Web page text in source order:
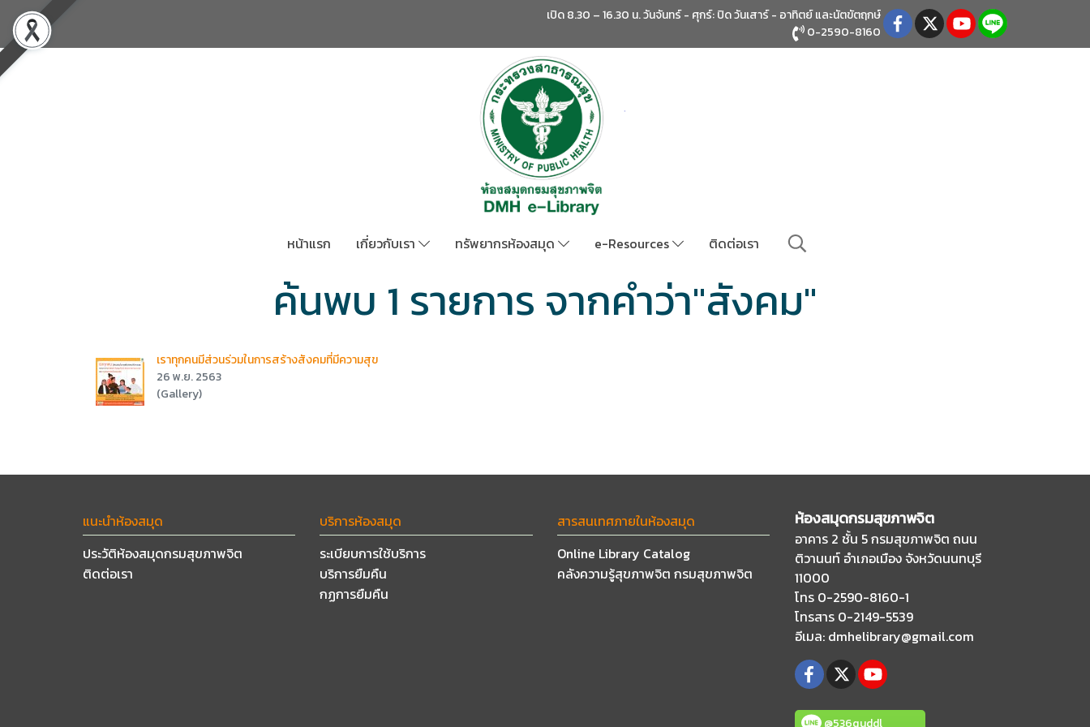
เปิด 8.30 – 16.30 น. วันจันทร์ - ศุกร์: ปิด วันเสาร์ - อาทิตย์และนัตขัตฤกษ์
0-2590-8160
หน้าแรก เกี่ยวกับเรา ทรัพยากรห้องสมุด e-Resources ติดต่อเรา
ค้นพบ 1 รายการ จากคำว่า"สังคม"
เราทุกคนมีส่วนร่วมในการสร้างสังคมที่มีความสุข
26 พ.ย. 2563
(Gallery)
แนะนำห้องสมุด
ประวัติห้องสมุดกรมสุขภาพจิต
ติดต่อเรา
บริการห้องสมุด
ระเบียบการใช้บริการ
บริการยืมคืน
กฏการยืมคืน
สารสนเทศภายในห้องสมุด
Online Library Catalog
คลังความรู้สุขภาพจิต กรมสุขภาพจิต
ห้องสมุดกรมสุขภาพจิต
อาคาร 2 ชั้น 5 กรมสุขภาพจิต ถนน
ติวานนท์ อำเภอเมือง จังหวัดนนทบุรี
11000
โทร 0-2590-8160-1
โทรสาร 0-2149-5539
อีเมล: dmhelibrary@gmail.com
@536quddl